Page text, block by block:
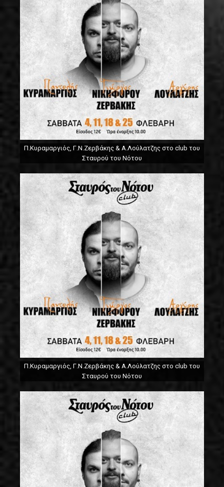
Π.Κυραμαργιός, Γ.Ν.Ζερβάκης & Α.Λούλατζης στο club του
Σταυρού του Νότου
Π.Κυραμαργιός, Γ.Ν.Ζερβάκης & Α.Λούλατζης στο club του
Σταυρού του Νότου